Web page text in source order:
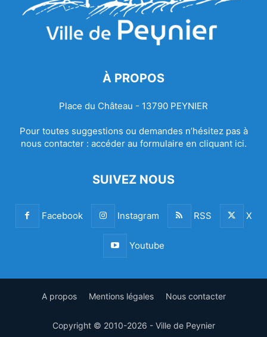
À PROPOS
Place du Château - 13790 PEYNIER
Pour toutes suggestions ou demandes n’hésitez pas à
nous contacter : accéder au formulaire en cliquant ici.
SUIVEZ NOUS
Facebook Instagram RSS X
Youtube
A propos Mentions légales Nous contacter
Copyright © 2010-2026 - Ville de Peynier